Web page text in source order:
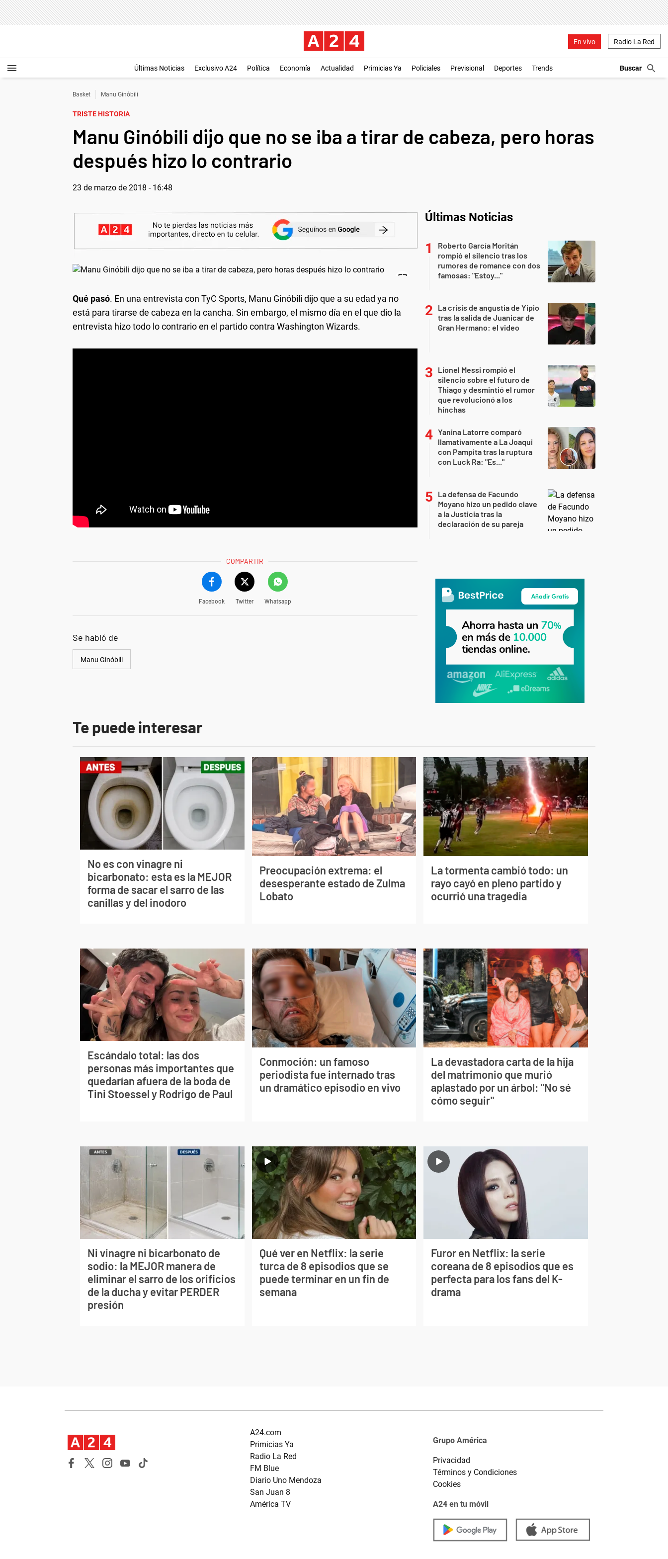
En vivo Radio La Red
Últimas Noticias Exclusivo A24 Política Economía Actualidad Primicias Ya Policiales Previsional Deportes Trends
Basket Manu Ginóbili
TRISTE HISTORIA
Manu Ginóbili dijo que no se iba a tirar de cabeza, pero horas
después hizo lo contrario
23 de marzo de 2018 - 16:48
Qué pasó. En una entrevista con TyC Sports, Manu Ginóbili dijo que a su edad ya no
está para tirarse de cabeza en la cancha. Sin embargo, el mismo día en el que dio la
entrevista hizo todo lo contrario en el partido contra Washington Wizards.
COMPARTIR
Facebook Twitter Whatsapp
Se habló de
Manu Ginóbili
Últimas Noticias
Roberto García Moritán
rompió el silencio tras los
rumores de romance con dos
famosas: "Estoy..."
La crisis de angustia de Yipio
tras la salida de Juanicar de
Gran Hermano: el video
Lionel Messi rompió el
silencio sobre el futuro de
Thiago y desmintió el rumor
que revolucionó a los
hinchas
Yanina Latorre comparó
llamativamente a La Joaqui
con Pampita tras la ruptura
con Luck Ra: "Es..."
La defensa de Facundo
Moyano hizo un pedido clave
a la Justicia tras la
declaración de su pareja
Te puede interesar
No es con vinagre ni
bicarbonato: esta es la MEJOR
forma de sacar el sarro de las
canillas y del inodoro
Preocupación extrema: el
desesperante estado de Zulma
Lobato
La tormenta cambió todo: un
rayo cayó en pleno partido y
ocurrió una tragedia
Escándalo total: las dos
personas más importantes que
quedarían afuera de la boda de
Tini Stoessel y Rodrigo de Paul
Conmoción: un famoso
periodista fue internado tras
un dramático episodio en vivo
La devastadora carta de la hija
del matrimonio que murió
aplastado por un árbol: "No sé
cómo seguir"
Ni vinagre ni bicarbonato de
sodio: la MEJOR manera de
eliminar el sarro de los orificios
de la ducha y evitar PERDER
presión
Qué ver en Netflix: la serie
turca de 8 episodios que se
puede terminar en un fin de
semana
Furor en Netflix: la serie
coreana de 8 episodios que es
perfecta para los fans del K-
drama
A24.com
Primicias Ya
Radio La Red
FM Blue
Diario Uno Mendoza
San Juan 8
América TV
Grupo América
Privacidad
Términos y Condiciones
Cookies
A24 en tu móvil